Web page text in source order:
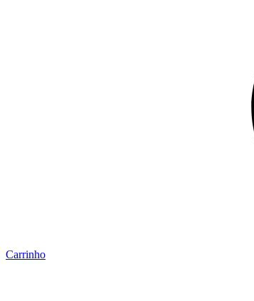
Carrinho